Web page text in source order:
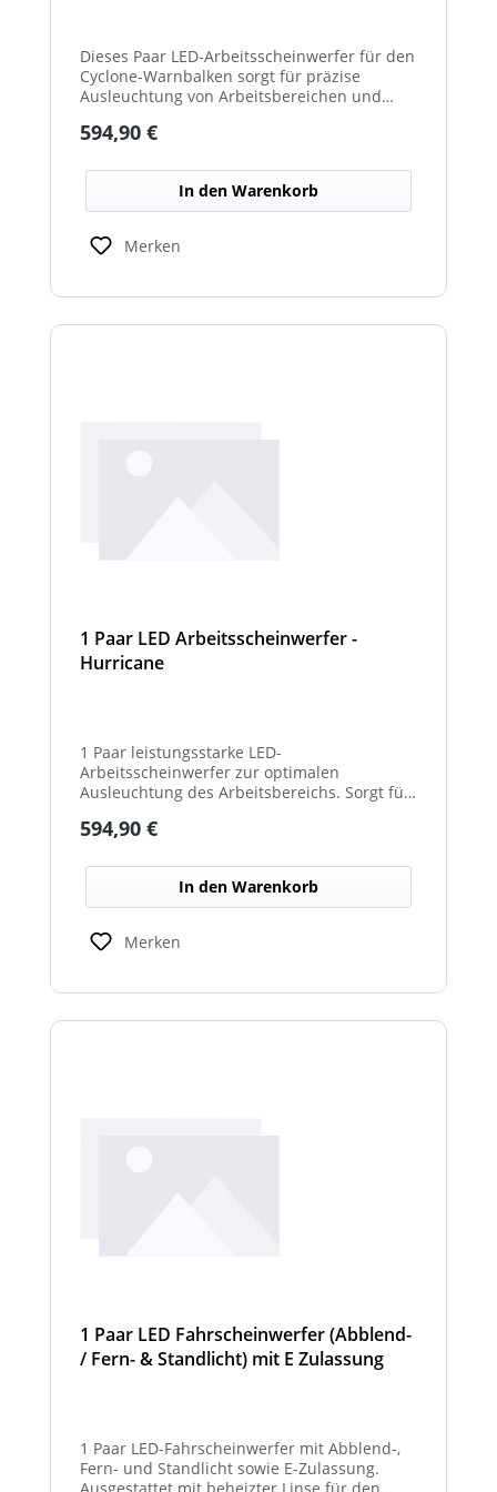
Dieses Paar LED-Arbeitsscheinwerfer für den
Cyclone-Warnbalken sorgt für präzise
Ausleuchtung von Arbeitsbereichen und
schlechten Lichtverhältnissen.
Regulärer Preis:
594,90 €
In den Warenkorb
Merken
1 Paar LED Arbeitsscheinwerfer -
Hurricane
1 Paar leistungsstarke LED-
Arbeitsscheinwerfer zur optimalen
Ausleuchtung des Arbeitsbereichs. Sorgt für
Sicht bei Dunkelheit oder schlechten
Einsatz an Arbeits-, Kommunal- und
Sonderfahrzeugen. Balkenbreiten mit
Scheinwerfermodulen können geringfügig
von den angegebenen Standardbreiten
abweichen. Modelle mit nur 2
auch ein weißes Mittelteil (beleuchtet oder
Regulärer Preis:
594,90 €
In den Warenkorb
Merken
1 Paar LED Fahrscheinwerfer (Abblend-
/ Fern- & Standlicht) mit E Zulassung
1 Paar LED-Fahrscheinwerfer mit Abblend-,
Fern- und Standlicht sowie E-Zulassung.